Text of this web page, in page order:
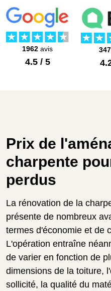
1962 avis
4.5 / 5
347
Prix de
charpente
perdus
La rénovation de la
présente de nombreux
termes d'économie et de
L'opération entraîne
de varier en fonction de
dimensions de la toiture,
sollicité, la qualité du